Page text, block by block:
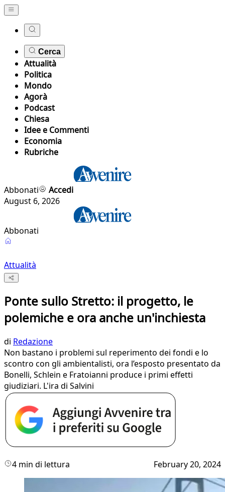
Cerca
Attualità
Politica
Mondo
Agorà
Podcast
Chiesa
Idee e Commenti
Economia
Rubriche
Abbonati
Accedi
August 6, 2026
Abbonati
Attualità
Ponte sullo Stretto: il progetto, le
polemiche e ora anche un'inchiesta
di Redazione
Non bastano i problemi sul reperimento dei fondi e lo
scontro con gli ambientalisti, ora l’esposto presentato da
Bonelli, Schlein e Fratoianni produce i primi effetti
giudiziari. L'ira di Salvini
4 min di lettura February 20, 2024